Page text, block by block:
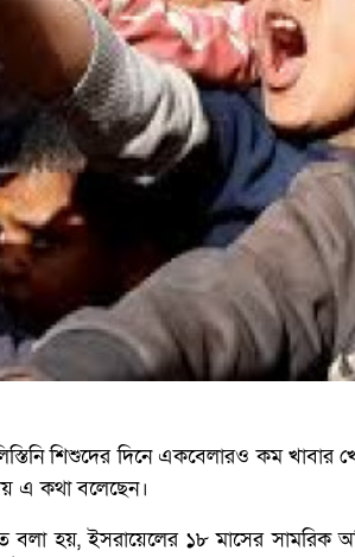
শিশুদের দিনে একবেলারও কম খাবার
এ কথা বলেছেন।
বলা হয়, ইসরায়েলের ১৮ মাসের সামরিক